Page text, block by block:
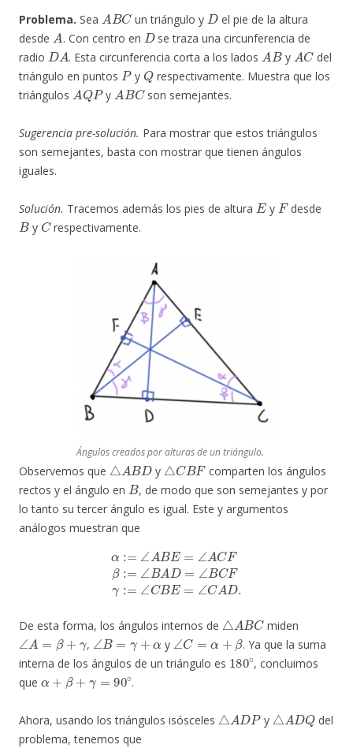
Problema. Sea
A BC
un triángulo y
D
el pie de la altura
desde
A
. Con centro en
D
se traza una circunferencia de
radio
DA
. Esta circunferencia corta a los lados
AB
y
AC
del
triángulo en puntos
P
y
Q
respectivamente. Muestra que los
triángulos
AQP
y
ABC
son semejantes.
Sugerencia pre-solución. Para mostrar que estos triángulos
son semejantes, basta con mostrar que tienen ángulos
iguales.
Solución. Tracemos además los pies de altura
E
y
F
desde
B
y
C
respectivamente.
Ángulos creados por alturas de un triángulo.
Observemos que
△ABD
y
△CBF
comparten los ángulos
rectos y el ángulo en
B
, de modo que son semejantes y por
lo tanto su tercer ángulo es igual. Este y argumentos
análogos muestran que
CFβ ∠BAD B CFγ:=
De esta forma, los ángulos internos de
△ ABC
miden
∠A=β+γ
,
∠B=γ+α
y
∠C=α+β
. Ya que la suma
interna de los ángulos de un triángulo es
180∘
, concluimos
que
α+ β+γ= 90∘
.
Ahora, usando los triángulos isósceles
△ ADP
y
△ ADQ
del
problema, tenemos que